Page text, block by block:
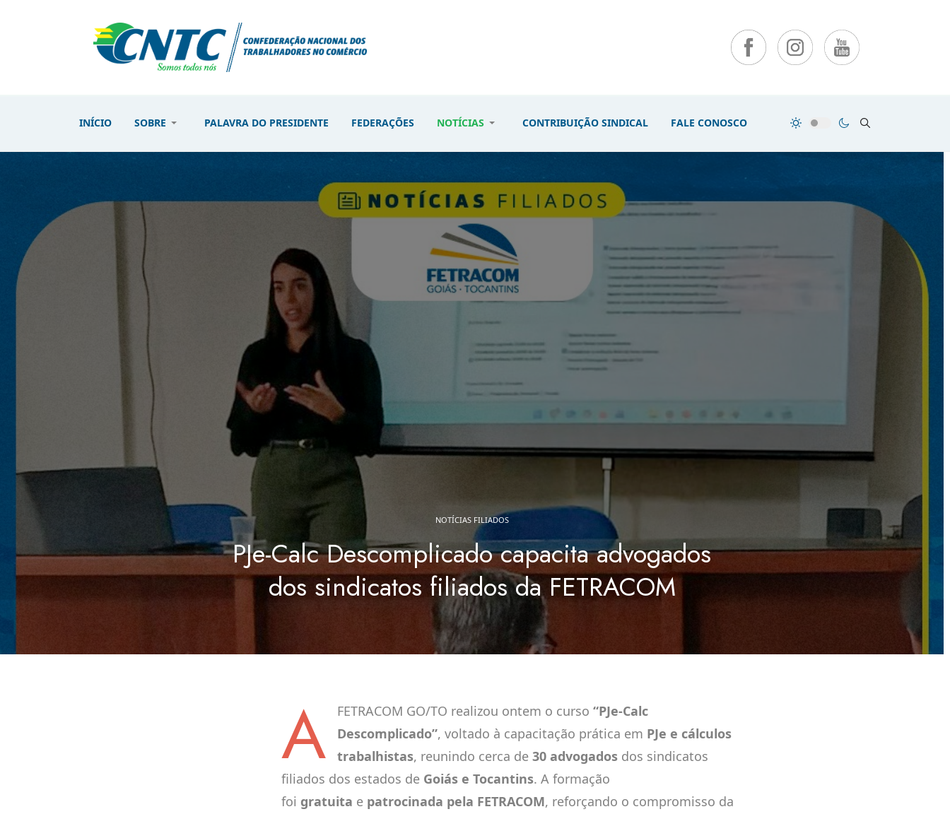
INÍCIO SOBRE PALAVRA DO PRESIDENTE FEDERAÇÕES NOTÍCIAS CONTRIBUIÇÃO SINDICAL FALE CONOSCO
NOTÍCIAS FILIADOS
PJe-Calc Descomplicado capacita advogados
dos sindicatos filiados da FETRACOM
A FETRACOM GO/TO realizou ontem o curso “PJe-Calc
Descomplicado”, voltado à capacitação prática em PJe e cálculos
trabalhistas, reunindo cerca de 30 advogados dos sindicatos
filiados dos estados de Goiás e Tocantins. A formação
foi gratuita e patrocinada pela FETRACOM, reforçando o compromisso da